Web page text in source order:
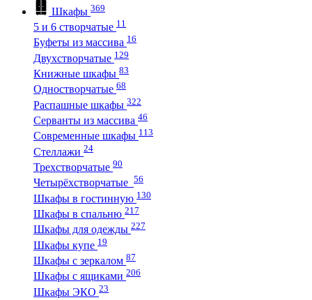
Шкафы 369
5 и 6 створчатые 11
Буфеты из массива 16
Двухстворчатые 129
Книжные шкафы 83
Одностворчатые 68
Распашные шкафы 322
Серванты из массива 46
Современные шкафы 113
Стеллажи 24
Трехстворчатые 90
Четырёхстворчатые 56
Шкафы в гостинную 130
Шкафы в спальню 217
Шкафы для одежды 227
Шкафы купе 19
Шкафы с зеркалом 87
Шкафы с ящиками 206
Шкафы ЭКО 23